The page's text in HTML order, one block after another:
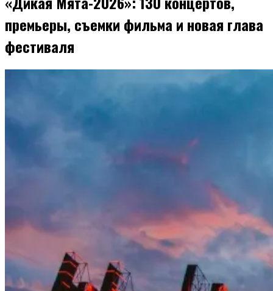
премьеры, съемки фильма и новая глава
фестиваля